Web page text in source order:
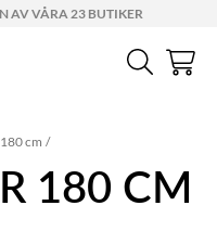
AV VÅRA 23 BUTIKER
cm
180 CM